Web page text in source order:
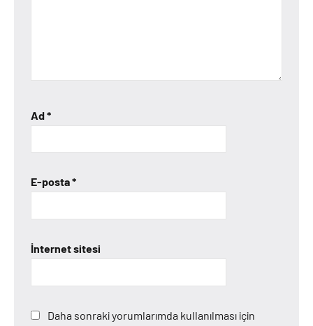
Ad*
E-posta*
İnternet sitesi
Daha sonraki yorumlarımda kullanılması için